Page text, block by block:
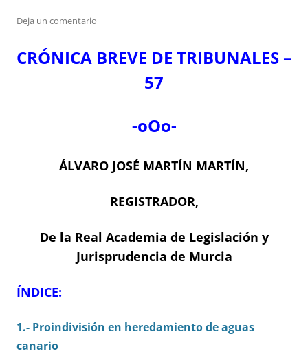
Deja un comentario
CRÓNICA BREVE DE TRIBUNALES –
57
-oOo-
ÁLVARO JOSÉ MARTÍN MARTÍN,
REGISTRADOR,
De la Real Academia de Legislación y
Jurisprudencia de Murcia
ÍNDICE:
1.- Proindivisión en heredamiento de aguas
canario